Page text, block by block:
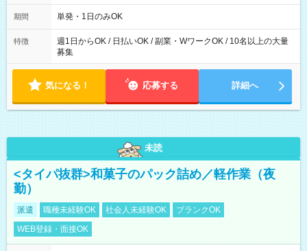
～21：00
期間 単発・1日のみOK
特徴
週1日からOK / 日払いOK / 副業・WワークOK / 10名以上の大量
募集
気になる！ 応募する 詳細へ
未読
<タイパ抜群>和菓子のパック詰め／軽作業（夜
勤）
派遣 職種未経験OK 社会人未経験OK
ブランクOK
WEB登録・面接OK